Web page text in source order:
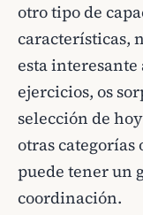
otro tipo de
características,
esta interesante
ejercicios, os
selección de
otras
puede tener un
coordinación.